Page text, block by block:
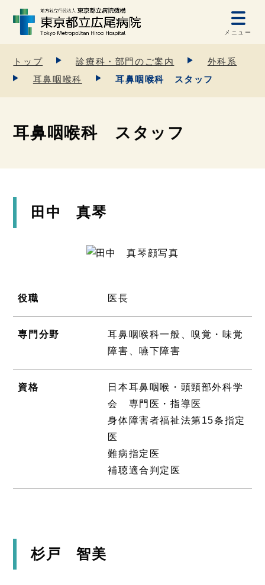
メニュー
トップ 診療科・部門のご案内
外科系
耳鼻咽喉科
耳鼻咽喉科 スタッフ
耳鼻咽喉科 スタッフ
田中 真琴
役職 医長
専門分野
耳鼻咽喉科一般、嗅覚・味覚
障害、嚥下障害
資格
日本耳鼻咽喉・頭頸部外科学
会 専門医・指導医
身体障害者福祉法第15条指定
医
難病指定医
補聴適合判定医
杉戸 智美